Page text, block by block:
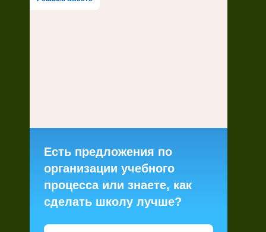
Есть предложения по
организации учебного
процесса или знаете, как
сделать школу лучше?